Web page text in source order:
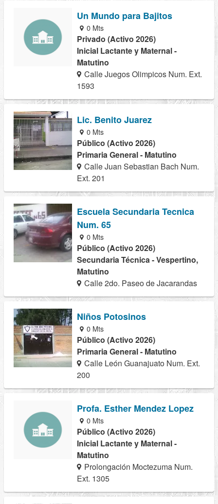
Un Mundo para Bajitos
0 Mts
Privado (Activo 2026)
Inicial Lactante y Maternal -
Matutino
Calle Juegos Olimpicos Num. Ext.
1593
Lic. Benito Juarez
0 Mts
Público (Activo 2026)
Primaria General - Matutino
Calle Juan Sebastian Bach Num.
Ext. 201
Escuela Secundaria Tecnica
Num. 65
0 Mts
Público (Activo 2026)
Secundaria Técnica - Vespertino,
Matutino
Calle 2do. Paseo de Jacarandas
Niños Potosinos
0 Mts
Público (Activo 2026)
Primaria General - Matutino
Calle León Guanajuato Num. Ext.
200
Profa. Esther Mendez Lopez
0 Mts
Público (Activo 2026)
Inicial Lactante y Maternal -
Matutino
Prolongación Moctezuma Num.
Ext. 1305